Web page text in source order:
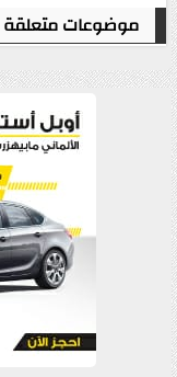
موضوعات متعلقة